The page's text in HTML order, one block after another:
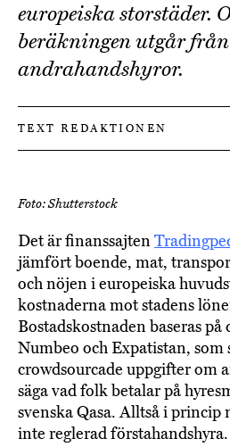
europeiska storstäder.
beräkningen utgår från
andrahandshyror.
TEXT REDAKTIONEN
Foto: Shutterstock
Det är finanssajten
jämfört boende, mat,
och nöjen i europeiska
kostnaderna mot stadens
Bostadskostnaden baseras
Numbeo och Expatistan, som
crowdsourcade uppgifter om
säga vad folk betalar på
svenska Qasa. Alltså i princip
inte reglerad förstahandshyra.